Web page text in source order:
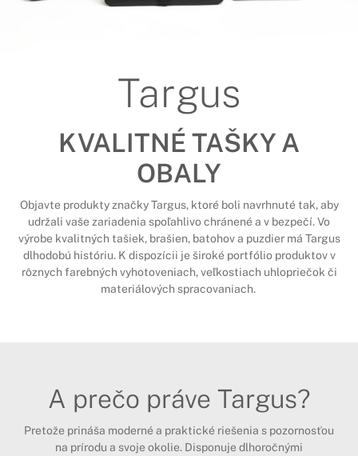
Targus
KVALITNÉ TAŠKY A
OBALY
Objavte produkty značky Targus, ktoré boli navrhnuté tak, aby
udržali vaše zariadenia spoľahlivo chránené a v bezpečí. Vo
výrobe kvalitných tašiek, brašien, batohov a puzdier má Targus
dlhodobú históriu. K dispozícii je široké portfólio produktov v
rôznych farebných vyhotoveniach, veľkostiach uhlopriečok či
materiálových spracovaniach.
A prečo práve Targus?
Pretože prináša moderné a praktické riešenia s pozornosťou
na prírodu a svoje okolie. Disponuje dlhoročnými